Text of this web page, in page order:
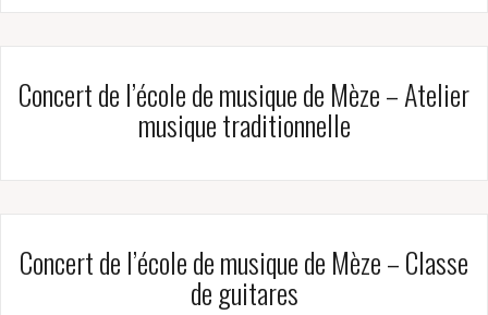
Concert de l’école de musique de Mèze – Atelier
musique traditionnelle
Concert de l’école de musique de Mèze – Classe
de guitares